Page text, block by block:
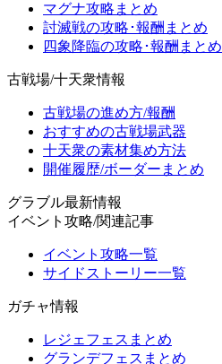
マグナ攻略まとめ
討滅戦の攻略･報酬まとめ
四象降臨の攻略･報酬まとめ
古戦場/十天衆情報
古戦場の進め方/報酬
おすすめの古戦場武器
十天衆の素材集め方法
開催履歴/ボーダーまとめ
グラブル最新情報
イベント攻略/関連記事
イベント攻略一覧
サイドストーリー一覧
ガチャ情報
レジェフェスまとめ
グランデフェスまとめ